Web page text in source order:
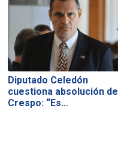
Diputado Celedón
cuestiona absolución de
Crespo: “Es…